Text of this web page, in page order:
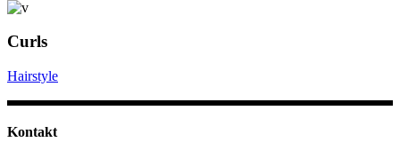
Curls
Hairstyle
Kontakt